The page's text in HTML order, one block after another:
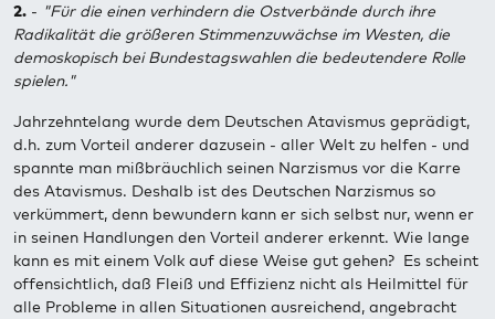
2. - "Für die einen verhindern die Ostverbände durch ihre
Radikalität die größeren Stimmenzuwächse im Westen, die
demoskopisch bei Bundestagswahlen die bedeutendere Rolle
spielen."
Jahrzehntelang wurde dem Deutschen Atavismus geprädigt,
d.h. zum Vorteil anderer dazusein - aller Welt zu helfen - und
spannte man mißbräuchlich seinen Narzismus vor die Karre
des Atavismus. Deshalb ist des Deutschen Narzismus so
verkümmert, denn bewundern kann er sich selbst nur, wenn er
in seinen Handlungen den Vorteil anderer erkennt. Wie lange
kann es mit einem Volk auf diese Weise gut gehen? Es scheint
offensichtlich, daß Fleiß und Effizienz nicht als Heilmittel für
alle Probleme in allen Situationen ausreichend, angebracht